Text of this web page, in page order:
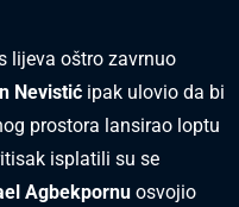
lijeva oštro zavrnuo
Nevistić ipak ulovio da bi
prostora lansirao loptu
isplatili su se
Agbekpornu osvojio